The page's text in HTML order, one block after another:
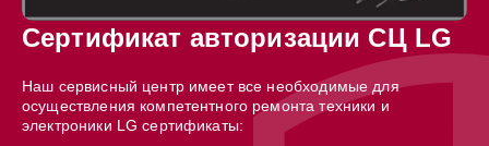
Сертификат авторизации СЦ LG
Наш сервисный центр имеет все необходимые для
осуществления компетентного ремонта техники и
электроники LG сертификаты: